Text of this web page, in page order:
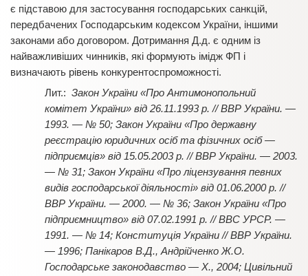
є підставою для застосування господарських санкцій,
передбачених Господарським кодексом України, іншими
законами або договором. Дотримання Д.д. є одним із
найважливіших чинників, які формують імідж ФП і
визначають рівень конкурентоспроможності.
Закон України «Про Антимонопольний
комітет України» від 26.11.1993 р. // ВВР України. —
1993. — № 50; Закон України «Про державну
реєстрацію юридичних осіб та фізичних осіб —
підприємців» від 15.05.2003 р. // ВВР України. — 2003.
— № 31; Закон України «Про ліцензування певних
видів господарської діяльності» від 01.06.2000 р. //
ВВР України. — 2000. — № 36; Закон України «Про
підприємництво» від 07.02.1991 р. // ВВС УРСР. —
1991. — № 14; Конституція України // ВВР України.
— 1996; Панікаров В.Д., Андрійченко Ж.О.
Господарське законодавство — Х., 2004; Цивільний